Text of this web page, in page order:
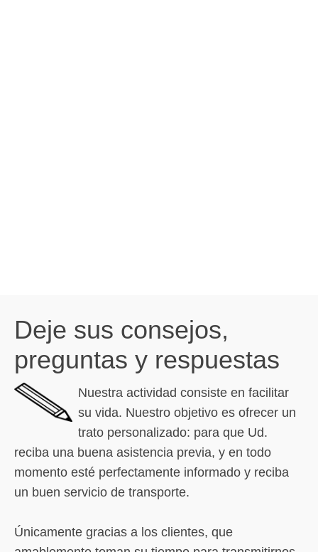
Deje sus consejos,
preguntas y respuestas
Nuestra actividad consiste en facilitar
su vida. Nuestro objetivo es ofrecer un
trato personalizado: para que Ud.
reciba una buena asistencia previa, y en todo
momento esté perfectamente informado y reciba
un buen servicio de transporte.
Únicamente gracias a los clientes, que